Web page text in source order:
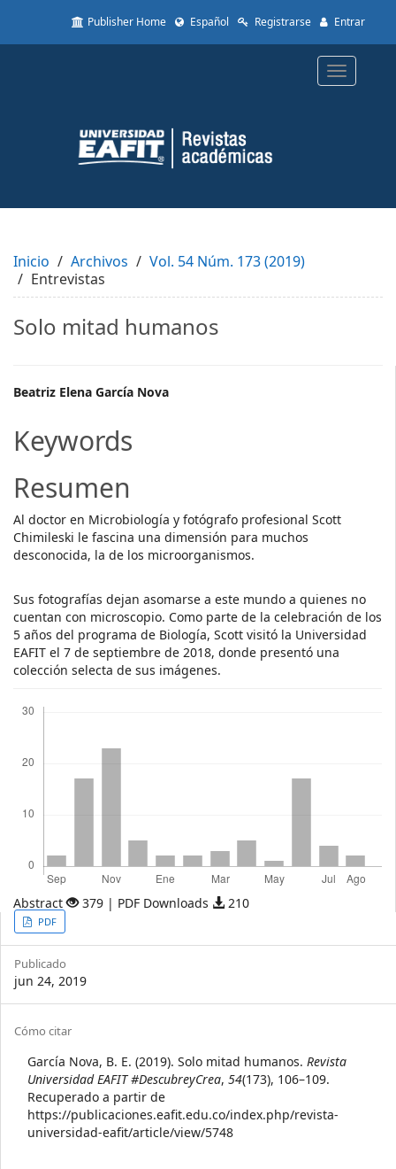
to
Content
Sidebar
Publisher Home Español Registrarse Entrar
Toggle
Inicio Archivos
Vol. 54 Núm. 173 (2019)
Entrevistas
Solo mitad humanos
Main
Article
Content
Beatriz Elena García Nova
Keywords
Resumen
Al doctor en Microbiología y fotógrafo profesional Scott
Chimileski le fascina una dimensión para muchos
desconocida, la de los microorganismos.
Sus fotografías dejan asomarse a este mundo a quienes no
cuentan con microscopio. Como parte de la celebración de los
5 años del programa de Biología, Scott visitó la Universidad
EAFIT el 7 de septiembre de 2018, donde presentó una
colección selecta de sus imágenes.
Abstract 379 | PDF Downloads 210
Article
Sidebar
PDF
Publicado
jun 24, 2019
Article
Details
Cómo citar
García Nova, B. E. (2019). Solo mitad humanos. Revista
Universidad EAFIT #DescubreyCrea, 54(173), 106–109.
Recuperado a partir de
https://publicaciones.eafit.edu.co/index.php/revista-
universidad-eafit/article/view/5748